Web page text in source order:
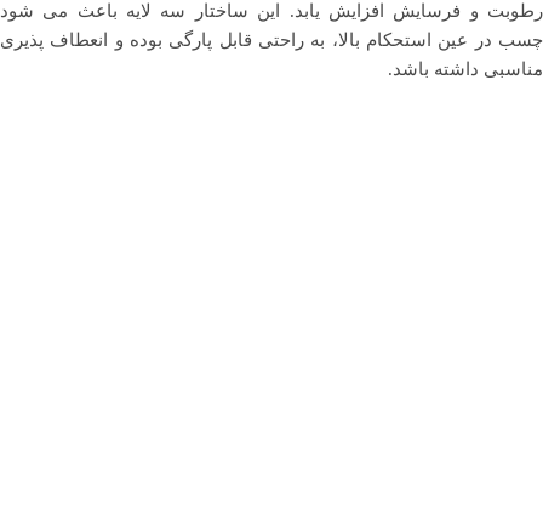
رطوبت و فرسایش افزایش یابد. این ساختار سه لایه باعث می شود
چسب در عین استحکام بالا، به راحتی قابل پارگی بوده و انعطاف پذیری
مناسبی داشته باشد.